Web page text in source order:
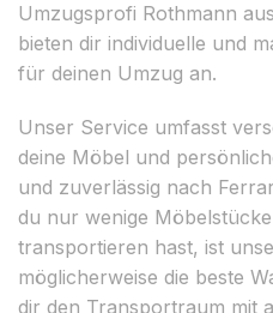
Umzugsprofi Rothmann
bieten dir individuelle und
für deinen Umzug an.
Unser Service umfasst
deine Möbel und
und zuverlässig nach
du nur wenige
transportieren hast, ist
möglicherweise die beste
dir den Transportraum mit